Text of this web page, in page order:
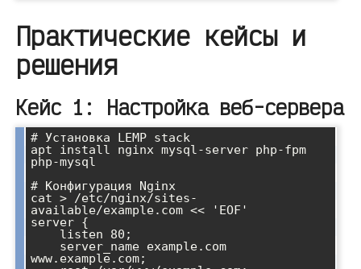
Практические кейсы и
решения
Кейс 1: Настройка веб-сервера
# Установка LEMP stack
apt install nginx mysql-server php-fpm
php-mysql
# Конфигурация Nginx
cat > /etc/nginx/sites-
available/example.com << 'EOF'
server {
www.example.com;